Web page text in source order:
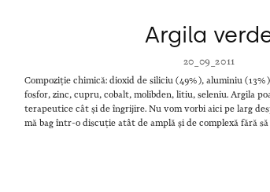
Argila
20_09_2011
Compoziție chimică: dioxid de siliciu (49%), aluminiu
fosfor, zinc, cupru, cobalt, molibden, litiu, seleniu. Argila
terapeutice cât și de îngrijire. Nu vom vorbi aici pe larg
mă bag într-o discuție atât de amplă și de complexă fără